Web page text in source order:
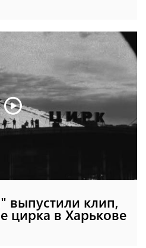
выпустили клип,
цирка в Харькове